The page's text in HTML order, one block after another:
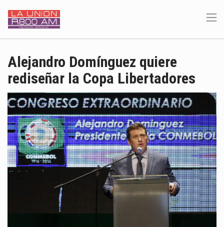
Alejandro Domínguez quiere
rediseñar la Copa Libertadores